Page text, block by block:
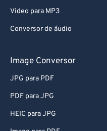
Video para MP3
Conversor de áudio
Image Conversor
JPG para PDF
PDF para JPG
HEIC para JPG